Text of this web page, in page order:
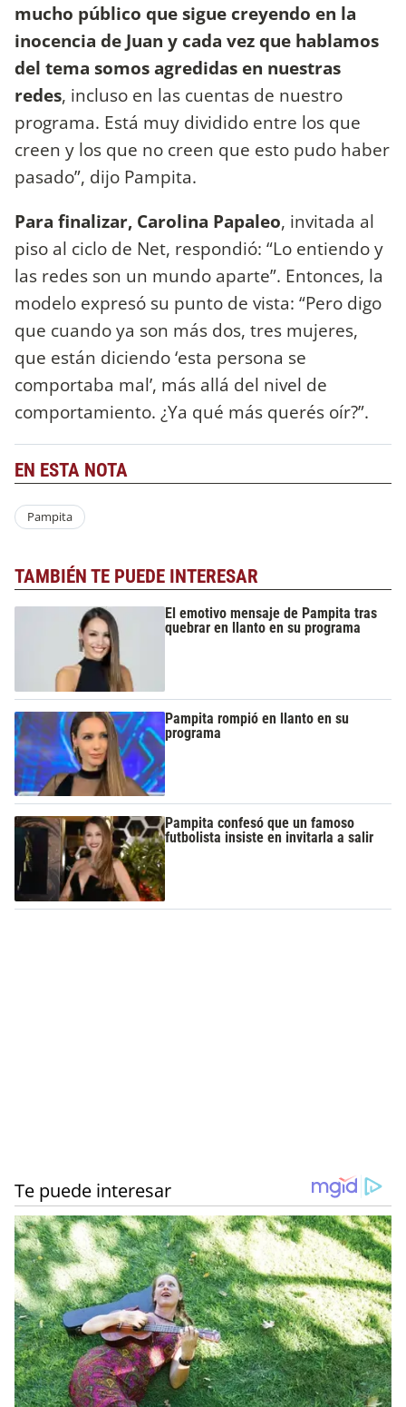
mucho público que sigue creyendo en la
inocencia de Juan y cada vez que hablamos
del tema somos agredidas en nuestras
redes, incluso en las cuentas de nuestro
programa. Está muy dividido entre los que
creen y los que no creen que esto pudo haber
pasado”, dijo Pampita.
Para finalizar, Carolina Papaleo, invitada al
piso al ciclo de Net, respondió: “Lo entiendo y
las redes son un mundo aparte”. Entonces, la
modelo expresó su punto de vista: “Pero digo
que cuando ya son más dos, tres mujeres,
que están diciendo ‘esta persona se
comportaba mal’, más allá del nivel de
comportamiento. ¿Ya qué más querés oír?”.
EN ESTA NOTA
Pampita
TAMBIÉN TE PUEDE INTERESAR
El emotivo mensaje de Pampita tras
quebrar en llanto en su programa
Pampita rompió en llanto en su
programa
Pampita confesó que un famoso
futbolista insiste en invitarla a salir